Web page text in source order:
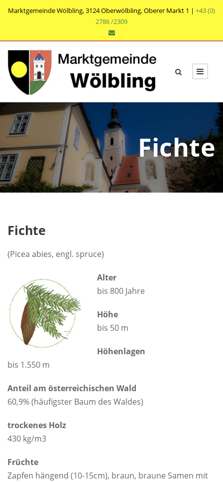
Marktgemeinde Wölbling, 3124 Oberwölbling, Oberer Markt 1 | +43 (0)
2786 /2309
Fichte
Fichte
(Picea abies, engl. spruce)
Alter
bis 800 Jahre
Höhe
bis 50 m
Höhenlagen
bis 1.550 m
Anteil am österreichischen Wald
60,9% (häufigster Baum des Waldes)
trockenes Holz
430 kg/m3
Früchte
Zapfen hängend (10-15cm), braun, braune Samen mit